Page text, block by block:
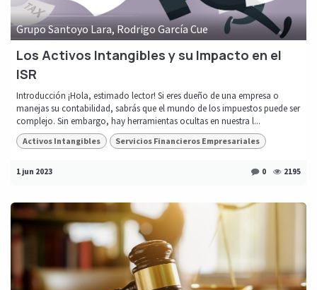
Grupo Santoyo Lara, Rodrigo García Cue
Los Activos Intangibles y su Impacto en el
ISR
Introducción ¡Hola, estimado lector! Si eres dueño de una empresa o
manejas su contabilidad, sabrás que el mundo de los impuestos puede ser
complejo. Sin embargo, hay herramientas ocultas en nuestra l...
Activos Intangibles Servicios Financieros Empresariales
1 jun 2023 0 2195